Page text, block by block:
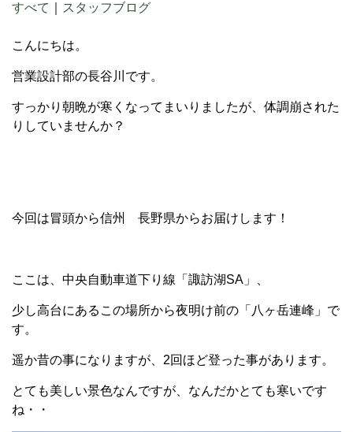
すべて
スタッフブログ
こんにちは。
営業設計部の長谷川です。
すっかり朝晩が寒くなってまいりましたが、体調崩された
りしていませんか？
今回は冒頭から信州 長野県からお届けします！
ここは、中央自動車道下り線「諏訪湖SA」、
少し高台にあるこの場所から夜明け前の「八ヶ岳連峰」で
す。
遥か昔の事になりますが、2回ほど登った事があります。
とても美しい景色なんですが、なんだかとても寒いです
ね・・